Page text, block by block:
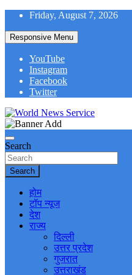
Skip
content
Friday, August 7, 2026
Responsive Menu
YouTube
Instagram
Facebook
Twitter
World News Service
Search
Search
होम
टॉप न्यूज
देश
राज्य
दिल्ली
उत्तर प्रदेश
गुजरात
उत्तराखंड